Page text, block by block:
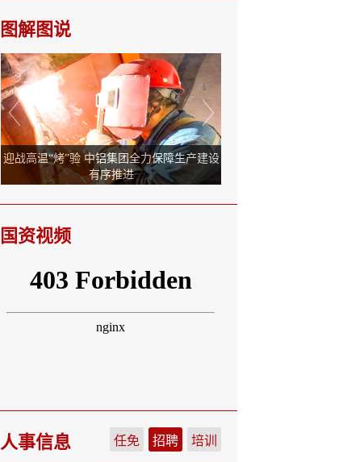
图解图说
国资视频
人事信息 任免 招聘 培训